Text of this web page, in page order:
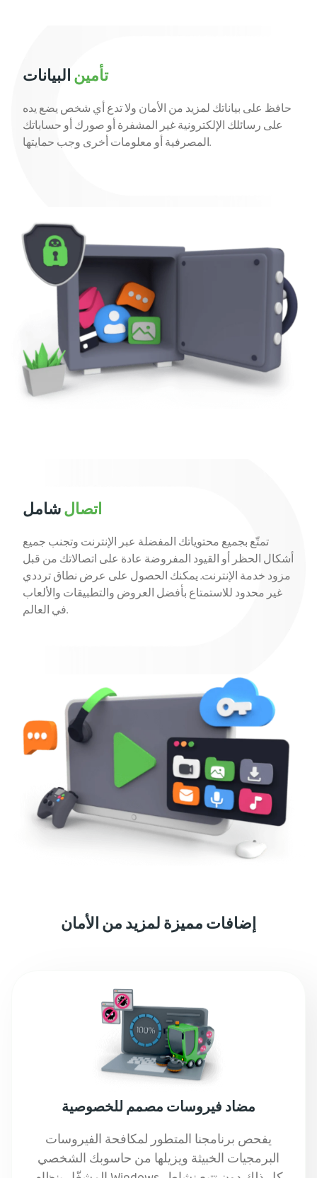
تأمينالبيانات
حافظ على بياناتك لمزيد من الأمان ولا تدع أي شخص يضع يده
على رسائلك الإلكترونية غير المشفرة أو صورك أو حساباتك
المصرفية أو معلومات أخرى وجب حمايتها.
اتصالشامل
تمتّع بجميع محتوياتك المفضلة عبر الإنترنت وتجنب جميع
أشكال الحظر أو القيود المفروضة عادة على اتصالاتك من قبل
مزود خدمة الإنترنت. يمكنك الحصول على عرض نطاق ترددي
غير محدود للاستمتاع بأفضل العروض والتطبيقات والألعاب
في العالم.
إضافات مميزة لمزيد من الأمان
مضاد فيروسات مصمم للخصوصية
يفحص برنامجنا المتطور لمكافحة الفيروسات
البرمجيات الخبيثة ويزيلها من حاسوبك الشخصي